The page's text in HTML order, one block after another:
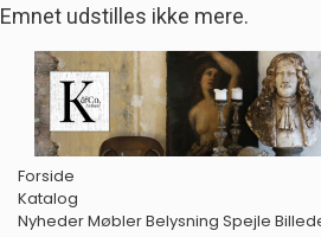
Emnet udstilles ikke mere.
Forside
Katalog
NyhederMøblerBelysning Spejle